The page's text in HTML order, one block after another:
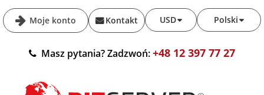
Moje konto Polski
USD
Kontakt
Masz pytania? Zadzwoń:+48 12 397 77 27